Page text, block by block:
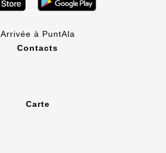
Arrivée à PuntAla
Contacts
Carte